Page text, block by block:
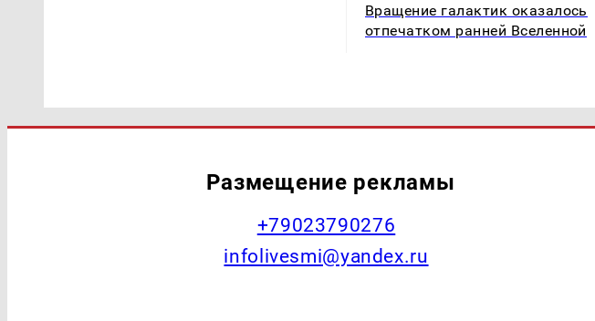
Вращение галактик оказалось
отпечатком ранней Вселенной
Размещение рекламы
+79023790276
infolivesmi@yandex.ru